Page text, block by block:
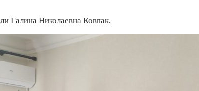
Галина Николаевна Ковпак,